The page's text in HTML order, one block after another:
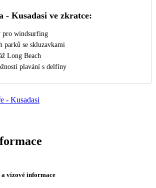
- Kusadasi ve zkratce:
pro windsurfing
parků se skluzavkami
Long Beach
plavání s delfíny
- Kusadasi
vízové informace